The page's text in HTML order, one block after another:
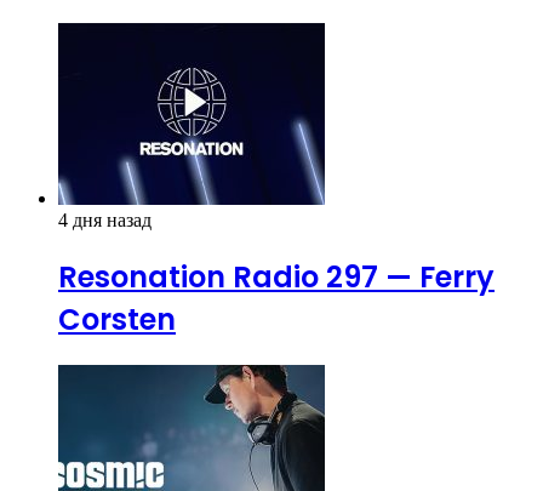
4 дня назад
Resonation Radio 297 — Ferry
Corsten